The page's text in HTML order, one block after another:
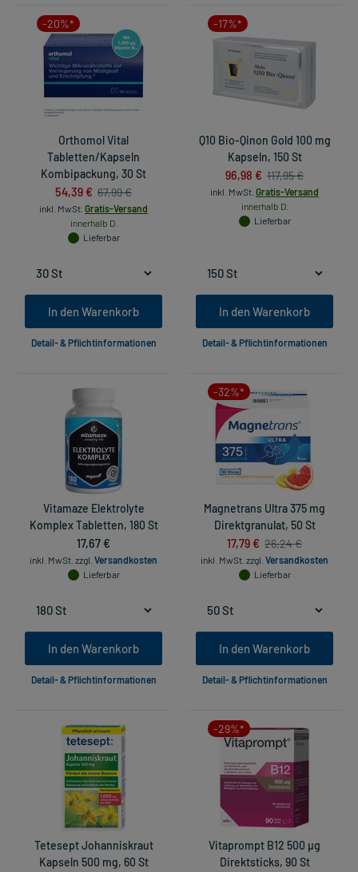
-20%*
Orthomol Vital
Tabletten/Kapseln
Kombipackung, 30 St
54,39 € 67,99 €
inkl. MwSt. Gratis-Versand
innerhalb D.
Lieferbar
In den Warenkorb
Detail- & Pflichtinformationen
-17%*
Q10 Bio-Qinon Gold 100 mg
Kapseln, 150 St
96,98 € 117,95 €
inkl. MwSt. Gratis-Versand
innerhalb D.
Lieferbar
In den Warenkorb
Detail- & Pflichtinformationen
Vitamaze Elektrolyte
Komplex Tabletten, 180 St
17,67 €
inkl. MwSt. zzgl. Versandkosten
Lieferbar
In den Warenkorb
Detail- & Pflichtinformationen
-32%*
Magnetrans Ultra 375 mg
Direktgranulat, 50 St
17,79 € 26,24 €
inkl. MwSt. zzgl. Versandkosten
Lieferbar
In den Warenkorb
Detail- & Pflichtinformationen
Tetesept Johanniskraut
Kapseln 500 mg, 60 St
-29%*
Vitaprompt B12 500 µg
Direktsticks, 90 St